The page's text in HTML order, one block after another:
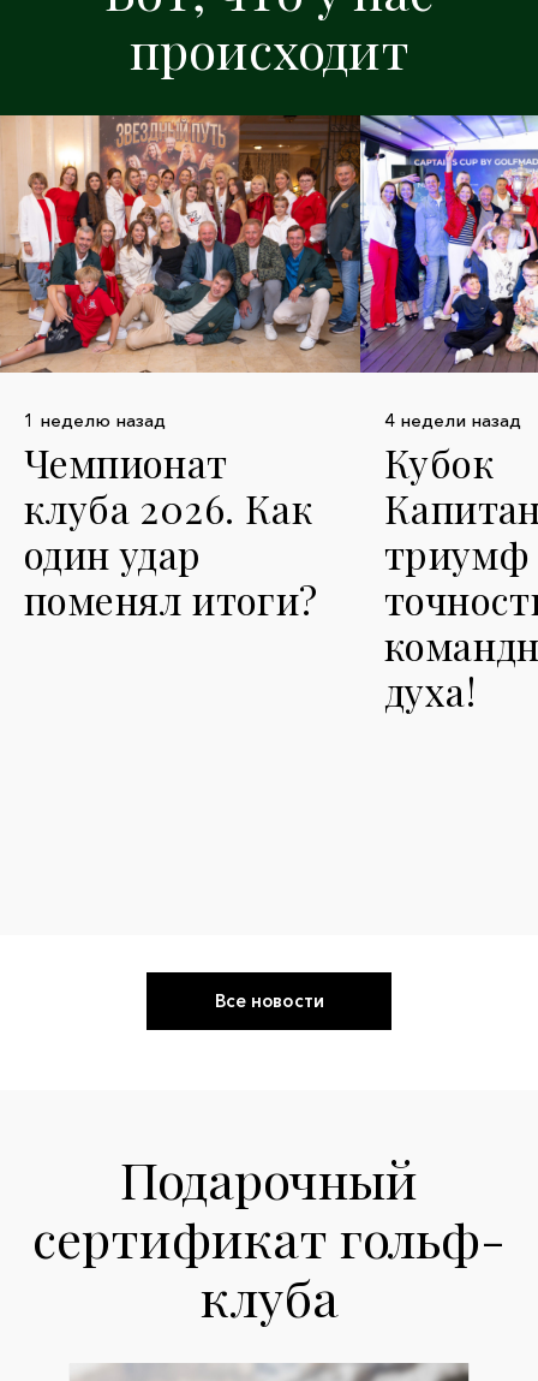
происходит
1 неделю назад
Чемпионат
клуба 2026. Как
один удар
поменял итоги?
4 недели назад
Кубок
духа!
Все новости
Подарочный
сертификат гольф-
клуба